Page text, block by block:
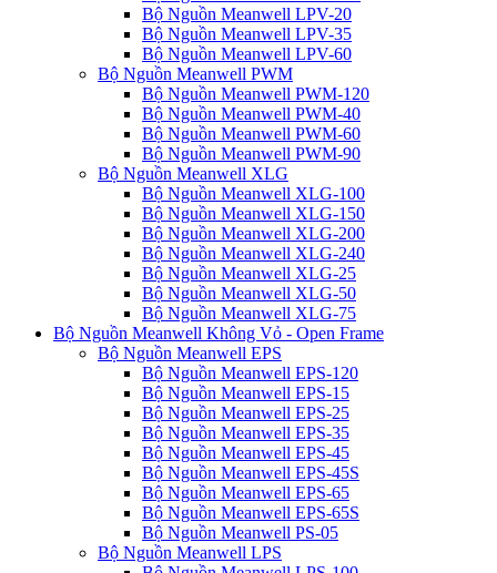
Bộ Nguồn Meanwell LPV-20
Bộ Nguồn Meanwell LPV-35
Bộ Nguồn Meanwell LPV-60
Bộ Nguồn Meanwell PWM
Bộ Nguồn Meanwell PWM-120
Bộ Nguồn Meanwell PWM-40
Bộ Nguồn Meanwell PWM-60
Bộ Nguồn Meanwell PWM-90
Bộ Nguồn Meanwell XLG
Bộ Nguồn Meanwell XLG-100
Bộ Nguồn Meanwell XLG-150
Bộ Nguồn Meanwell XLG-200
Bộ Nguồn Meanwell XLG-240
Bộ Nguồn Meanwell XLG-25
Bộ Nguồn Meanwell XLG-50
Bộ Nguồn Meanwell XLG-75
Bộ Nguồn Meanwell Không Vỏ - Open Frame
Bộ Nguồn Meanwell EPS
Bộ Nguồn Meanwell EPS-120
Bộ Nguồn Meanwell EPS-15
Bộ Nguồn Meanwell EPS-25
Bộ Nguồn Meanwell EPS-35
Bộ Nguồn Meanwell EPS-45
Bộ Nguồn Meanwell EPS-45S
Bộ Nguồn Meanwell EPS-65
Bộ Nguồn Meanwell EPS-65S
Bộ Nguồn Meanwell PS-05
Bộ Nguồn Meanwell LPS